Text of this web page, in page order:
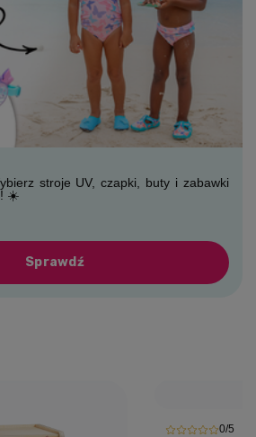
stroje UV, czapki, buty i zabawki
☀️
Sprawdź
0/5